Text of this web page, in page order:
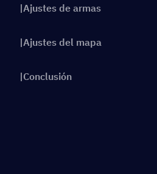
|Ajustes de armas
|Ajustes del mapa
|Conclusión